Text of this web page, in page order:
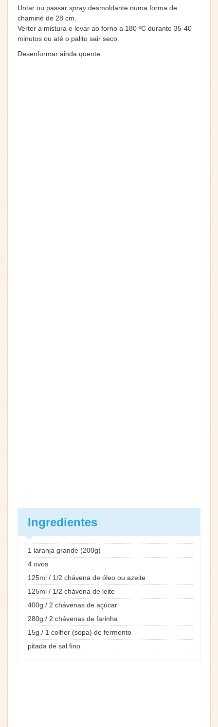
Untar ou passar spraydesmoldante numa forma de
chaminé de 28 cm.
Verter a mistura e levar ao forno a 180 ºC durante 35-40
minutos ou até o palito sair seco.
Desenformar ainda quente.
Ingredientes
1 laranja grande (200g)
4 ovos
125ml / 1/2 chávena de óleo ou azeite
125ml / 1/2 chávena de leite
400g / 2 chávenas de açúcar
280g / 2 chávenas de farinha
15g / 1 colher (sopa) de fermento
pitada de sal fino